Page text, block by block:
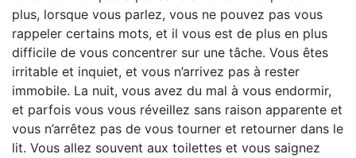
plus, lorsque vous parlez, vous ne pouvez pas vous
rappeler certains mots, et il vous est de plus en plus
difficile de vous concentrer sur une tâche. Vous êtes
irritable et inquiet, et vous n’arrivez pas à rester
immobile. La nuit, vous avez du mal à vous endormir,
et parfois vous vous réveillez sans raison apparente et
vous n’arrêtez pas de vous tourner et retourner dans le
lit. Vous allez souvent aux toilettes et vous saignez